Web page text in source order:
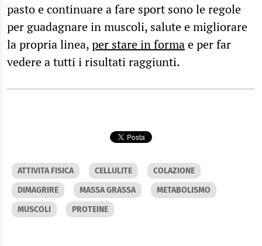
pasto e continuare a fare sport sono le regole
per guadagnare in muscoli, salute e migliorare
la propria linea,per stare in formae per far
vedere a tutti i risultati raggiunti.
ATTIVITA FISICA CELLULITE
COLAZIONE
DIMAGRIRE
MASSA GRASSA
METABOLISMO
MUSCOLI
PROTEINE